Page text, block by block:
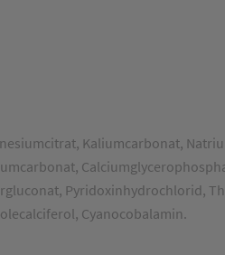
Kaliumcarbonat,
Pyridoxinhydrochlorid,
Cyanocobalamin.